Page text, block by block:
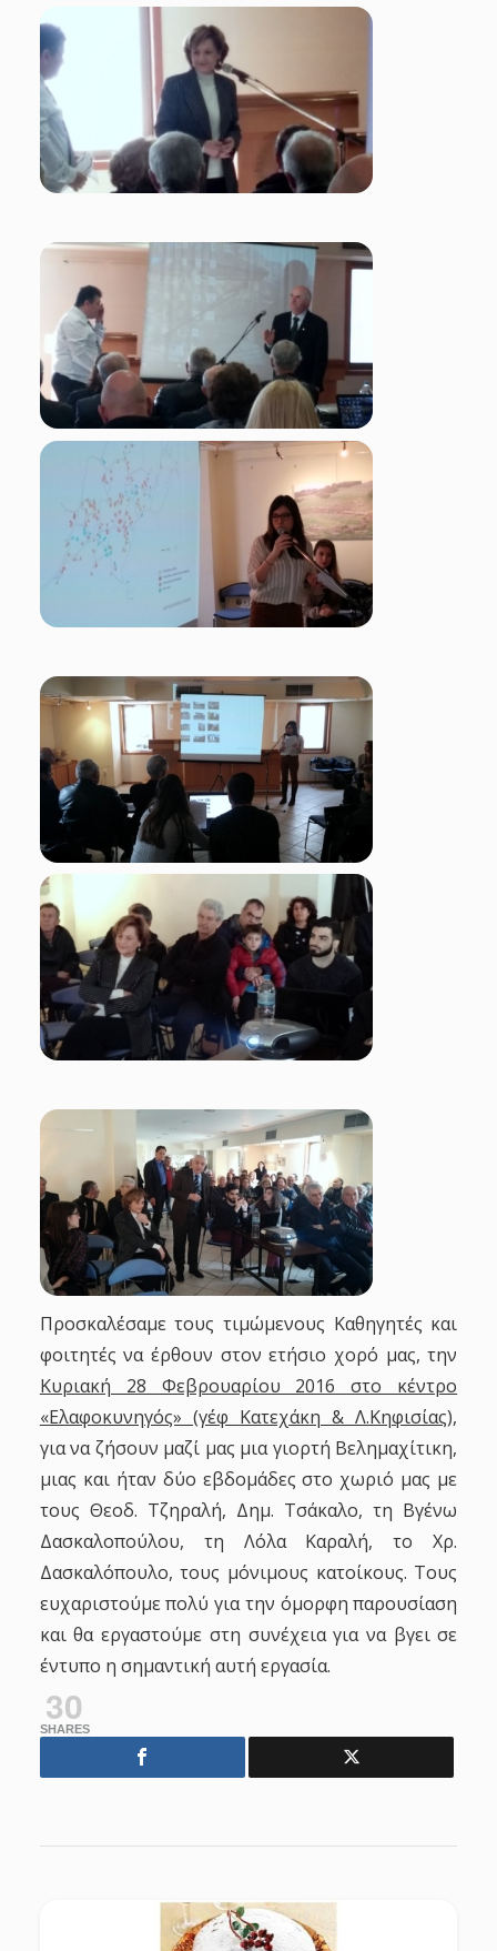
Προσκαλέσαμε τους τιμώμενους Καθηγητές και
φοιτητές να έρθουν στον ετήσιο χορό μας, την
Κυριακή 28 Φεβρουαρίου 2016 στο κέντρο
«Ελαφοκυνηγός» (γέφ Κατεχάκη & Λ.Κηφισίας),
για να ζήσουν μαζί μας μια γιορτή Βελημαχίτικη,
μιας και ήταν δύο εβδομάδες στο χωριό μας με
τους Θεοδ. Τζηραλή, Δημ. Τσάκαλο, τη Βγένω
Δασκαλοπούλου, τη Λόλα Καραλή, το Χρ.
Δασκαλόπουλο, τους μόνιμους κατοίκους. Τους
ευχαριστούμε πολύ για την όμορφη παρουσίαση
και θα εργαστούμε στη συνέχεια για να βγει σε
έντυπο η σημαντική αυτή εργασία.
30
SHARES